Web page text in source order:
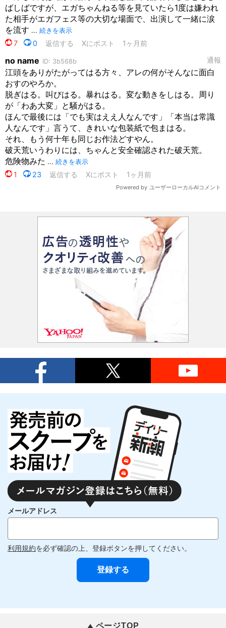
メールアドレス
利用規約を必ず確認の上、登録ボタンを押してください。
ページTOP